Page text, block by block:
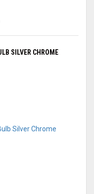
SILVER CHROME